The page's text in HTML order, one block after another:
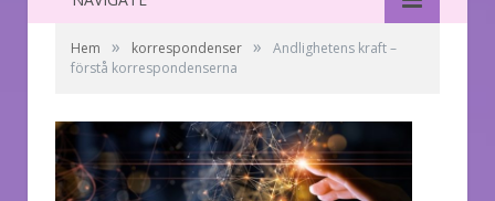
Hem » korrespondenser »
Andlighetens kraft –
förstå korrespondenserna